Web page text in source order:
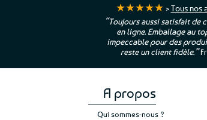
★★★★★ >Tous nos
aussi satisfait de cette boutique
ligne. Emballage au top Livraison
pour des produits fragiles. Je
“Une
leur sérieux,
et une équipe
A propos
Qui sommes-nous ?